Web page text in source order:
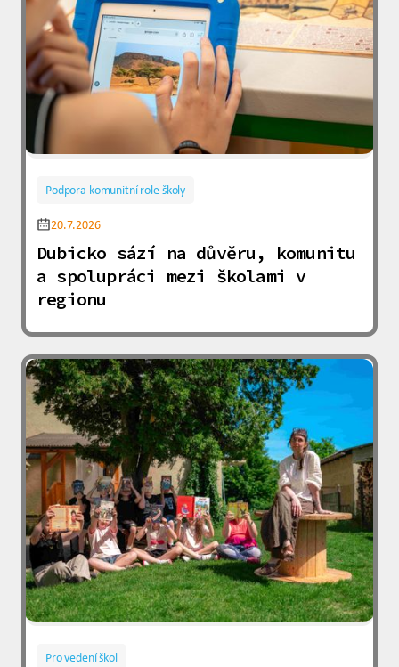
Podpora komunitní role školy
20.7.2026
Dubicko sází na důvěru, komunitu
a spolupráci mezi školami v
regionu
Pro vedení škol